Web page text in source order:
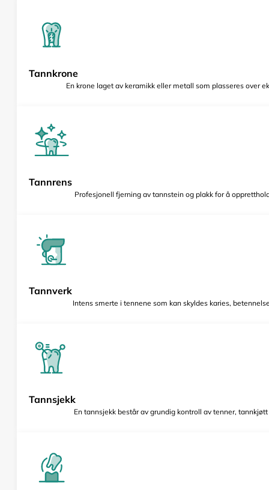
Tannkrone
En krone laget av keramikk eller metall som plasseres over
Tannrens
Profesjonell fjerning av tannstein og plakk for å
Tannverk
Intens smerte i tennene som kan skyldes karies,
Tannsjekk
En tannsjekk består av grundig kontroll av tenner,